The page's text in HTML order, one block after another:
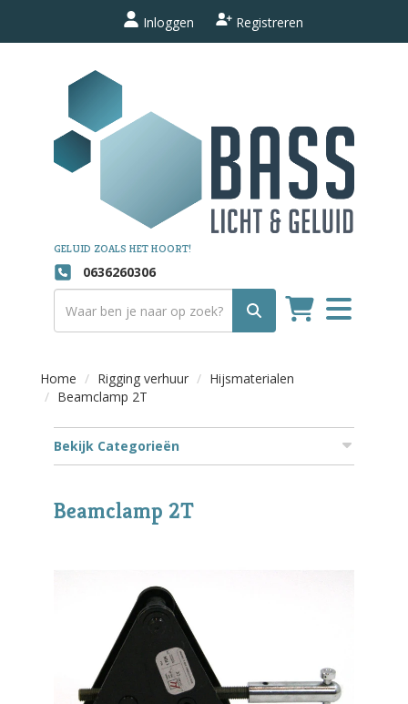
Inloggen Registreren
GELUID ZOALS HET HOORT!
0636260306
Toggle
navigation
Home Rigging verhuur
Hijsmaterialen
Beamclamp 2T
Bekijk Categorieën
Beamclamp 2T